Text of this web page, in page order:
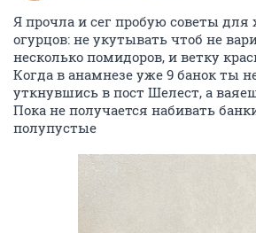
Я прочла и сег пробую советы для
огурцов: не укутывать чтоб не
несколько помидоров, и ветку
Когда в анамнезе уже 9 банок ты
уткнувшись в пост Шелест, а
Пока не получается набивать
полупустые